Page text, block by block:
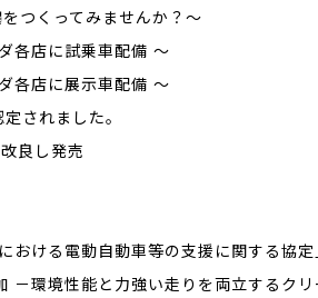
つくってみませんか？～
各店に試乗車配備 ～
各店に展示車配備 ～
されました。
良し発売
おける電動自動車等の支援に関する協
環境性能と力強い走りを両立するクリ